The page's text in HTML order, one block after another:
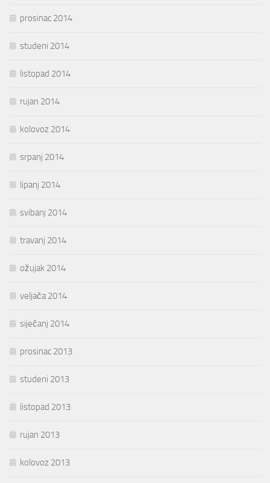
prosinac 2014
studeni 2014
listopad 2014
rujan 2014
kolovoz 2014
srpanj 2014
lipanj 2014
svibanj 2014
travanj 2014
ožujak 2014
veljača 2014
siječanj 2014
prosinac 2013
studeni 2013
listopad 2013
rujan 2013
kolovoz 2013